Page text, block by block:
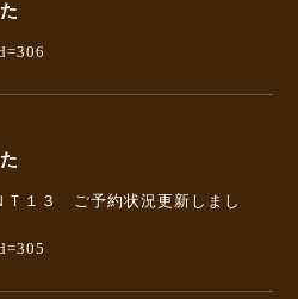
１３ ご予約状況更新しまし